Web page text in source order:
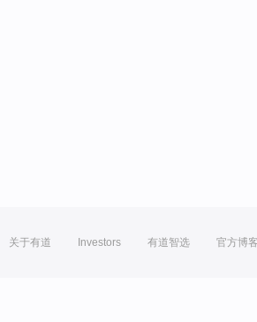
关于有道 Investors 有道智选 官方博客